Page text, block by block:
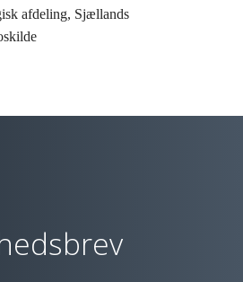
afdeling, Sjællands